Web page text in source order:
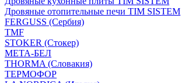
Дровяные отопительные печи TIM SISTEM
FERGUSS (Сербия)
TMF
STOKER (Стокер)
МЕТА-БЕЛ
THORMA (Словакия)
ТЕРМОФОР